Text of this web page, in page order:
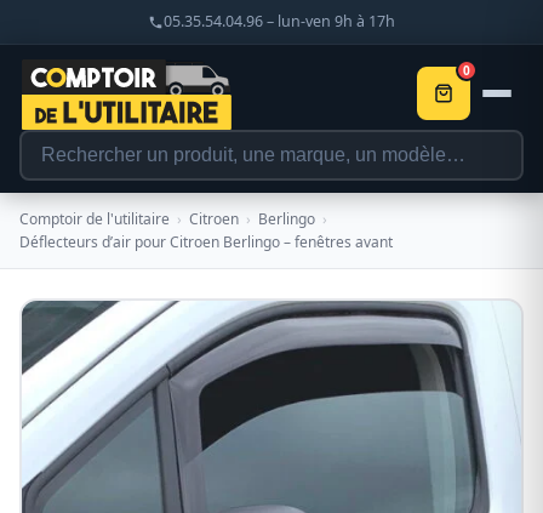
05.35.54.04.96 – lun-ven 9h à 17h
0
Comptoir de l'utilitaire › Citroen › Berlingo ›
Déflecteurs d’air pour Citroen Berlingo – fenêtres avant